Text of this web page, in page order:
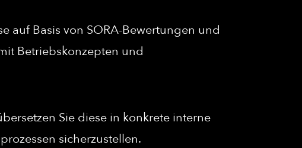
auf Basis von SORA-Bewertungen und
Betriebskonzepten und
Sie diese in konkrete interne
sicherzustellen.